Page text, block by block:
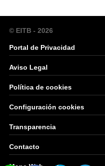
© EITB - 2026
Portal de Privacidad
Aviso Legal
Política de cookies
Configuración cookies
Transparencia
Contacto